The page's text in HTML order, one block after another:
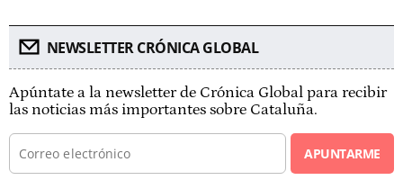
NEWSLETTER CRÓNICA GLOBAL
Apúntate a la newsletter de Crónica Global para recibir
las noticias más importantes sobre Cataluña.
APUNTARME